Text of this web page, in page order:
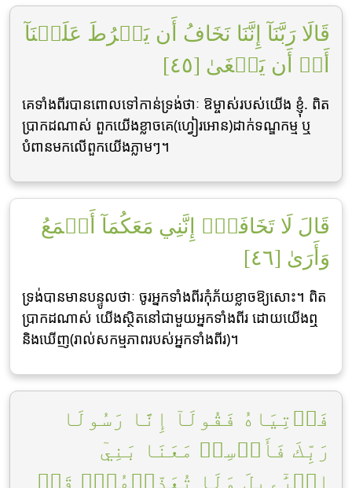
قَالَا رَبَّنَآ إِنَّنَا نَخَافُ أَن يَفۡرُطَ عَلَيۡنَآ
أَوۡ أَن يَطۡغَىٰ [٤٥]
គេទាំងពីរបានពោលទៅកាន់ទ្រង់ថាៈ ឱម្ចាស់របស់យើង ខ្ញុំ. ពិត
ប្រាកដណាស់ ពួកយើងខ្លាចគេ(ហ្វៀរអោន)ដាក់ទណ្ឌកម្ម ឬ
បំពានមកលើពួកយើងភ្លាមៗ។
قَالَ لَا تَخَافَآۖ إِنَّنِي مَعَكُمَآ أَسۡمَعُ
وَأَرَىٰ [٤٦]
ទ្រង់បានមានបន្ទូលថាៈ ចូរអ្នកទាំងពីរកុំភ័យខ្លាចឱ្យសោះ។ ពិត
ប្រាកដណាស់ យើងសិ្ថតនៅជាមួយអ្នកទាំងពីរ ដោយយើងឮ
និងឃើញ(រាល់សកម្មភាពរបស់អ្នកទាំងពីរ)។
فَأۡتِيَاهُ فَقُولَآ إِنَّا رَسُولَا
رَبِّكَ فَأَرۡسِلۡ مَعَنَا بَنِيٓ
إِسۡرَٰٓءِيلَ وَلَا تُعَذِّبۡهُمۡۖ قَدۡ